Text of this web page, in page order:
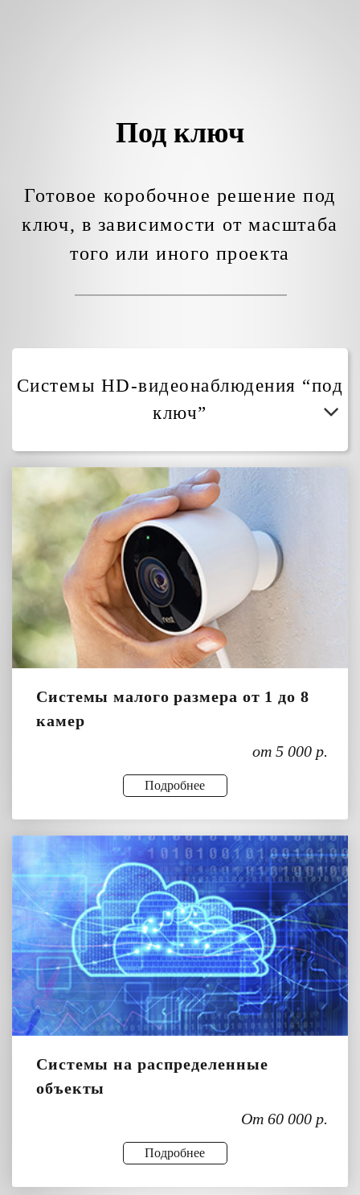
Под ключ
Готовое коробочное решение под
ключ, в зависимости от масштаба
того или иного проекта
Системы HD-видеонаблюдения “под
ключ”
Системы малого размера от 1 до 8
камер
от 5 000 р.
Подробнее
Системы на распределенные
объекты
От 60 000 р.
Подробнее